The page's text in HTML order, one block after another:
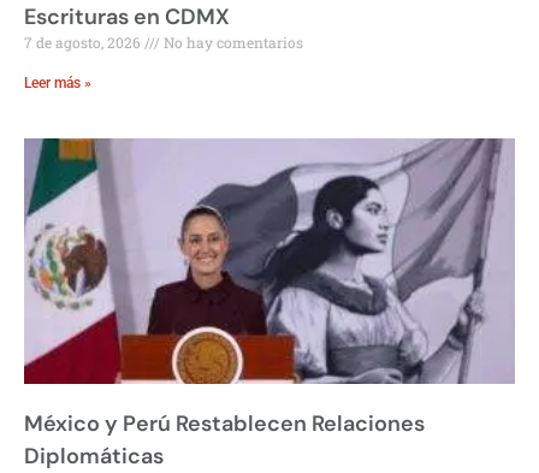
Escrituras en CDMX
7 de agosto, 2026 No hay comentarios
Leer más »
México y Perú Restablecen Relaciones
Diplomáticas